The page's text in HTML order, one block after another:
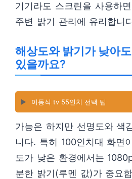
기기라도 스크린을 사용하
주변 밝기 관리에 유리합니
해상도와 밝기가 낮아
있을까요?
▶️ 이동식 tv 55인치 선택 팁
가능은 하지만 선명도와 색
니다. 특히 100인치대 화면
도가 낮은 환경에서는
분한 밝기(루멘 값)가 중요